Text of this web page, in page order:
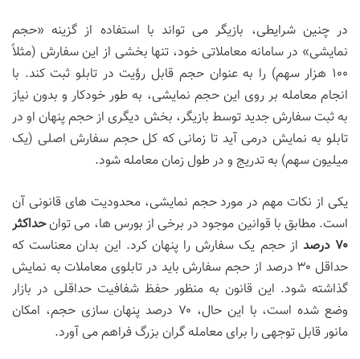
در چنین شرایطی، بازیگر می تواند با استفاده از گزینه «حجم
نمایشی» در سامانه معاملاتی خود، تنها بخشی از این سفارش (مثلاً
۱۰۰ هزار سهم) را به عنوان حجم قابل رؤیت در تابلو ثبت کند. با
انجام معامله بر روی این حجم نمایشی، به طور خودکار و بدون نیاز
به ثبت سفارش جدید توسط بازیگر، بخش دیگری از حجم پنهان او در
تابلو به نمایش درمی آید تا زمانی که کل حجم سفارش اصلی (یک
میلیون سهم) به تدریج و در طول زمان معامله شود.
یکی از نکات مهم در مورد حجم نمایشی، محدودیت های قانونی آن
است. مطابق با قوانین موجود در برخی از بورس ها، می توانحداکثر
۷۰ درصد
از حجم یک سفارش را پنهان کرد. این بدان معناست که
حداقل ۳۰ درصد از حجم سفارش باید در تابلوی معاملات به نمایش
گذاشته شود. این قانون به منظور حفظ شفافیت حداقلی در بازار
وضع شده است، با این حال، ۷۰ درصد پنهان سازی حجم، امکان
مانور قابل توجهی را برای معامله گران بزرگ فراهم می آورد.